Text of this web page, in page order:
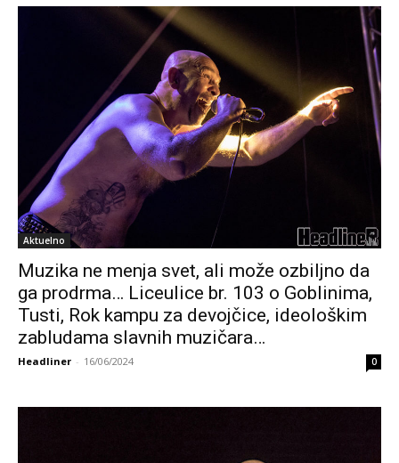
Aktuelno
Muzika ne menja svet, ali može ozbiljno da
ga prodrma… Liceulice br. 103 o Goblinima,
Tusti, Rok kampu za devojčice, ideološkim
zabludama slavnih muzičara…
Headliner - 16/06/2024 0